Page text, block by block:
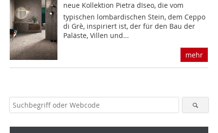
neue Kollektion Pietra dIseo, die vom
typischen lombardischen Stein, dem Ceppo
di Grè, inspiriert ist, der für den Bau der
Paläste, Villen und...
mehr